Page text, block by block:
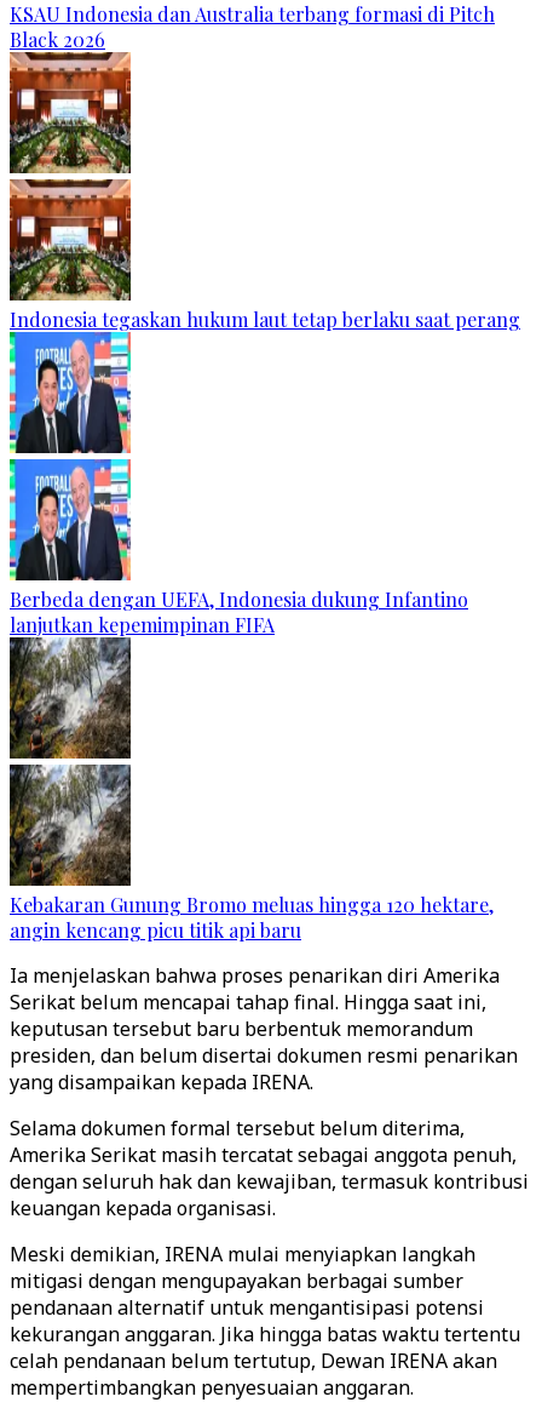
KSAU Indonesia dan Australia terbang formasi di Pitch
Black 2026
Indonesia tegaskan hukum laut tetap berlaku saat perang
Berbeda dengan UEFA, Indonesia dukung Infantino
lanjutkan kepemimpinan FIFA
Kebakaran Gunung Bromo meluas hingga 120 hektare,
angin kencang picu titik api baru
Ia menjelaskan bahwa proses penarikan diri Amerika
Serikat belum mencapai tahap final. Hingga saat ini,
keputusan tersebut baru berbentuk memorandum
presiden, dan belum disertai dokumen resmi penarikan
yang disampaikan kepada IRENA.
Selama dokumen formal tersebut belum diterima,
Amerika Serikat masih tercatat sebagai anggota penuh,
dengan seluruh hak dan kewajiban, termasuk kontribusi
keuangan kepada organisasi.
Meski demikian, IRENA mulai menyiapkan langkah
mitigasi dengan mengupayakan berbagai sumber
pendanaan alternatif untuk mengantisipasi potensi
kekurangan anggaran. Jika hingga batas waktu tertentu
celah pendanaan belum tertutup, Dewan IRENA akan
mempertimbangkan penyesuaian anggaran.